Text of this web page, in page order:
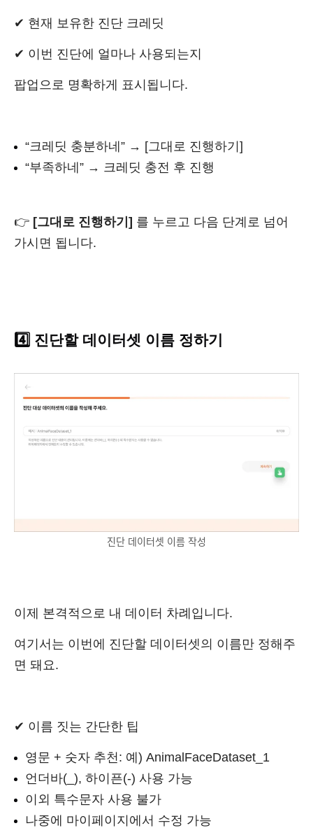
✔ 현재 보유한 진단 크레딧
✔ 이번 진단에 얼마나 사용되는지
팝업으로 명확하게 표시됩니다.
“크레딧 충분하네” → [그대로 진행하기]
“부족하네” → 크레딧 충전 후 진행
👉 [그대로 진행하기] 를 누르고 다음 단계로 넘어
가시면 됩니다.
4️⃣ 진단할 데이터셋 이름 정하기
진단 데이터셋 이름 작성
이제 본격적으로 내 데이터 차례입니다.
여기서는 이번에 진단할 데이터셋의 이름만 정해주
면 돼요.
✔ 이름 짓는 간단한 팁
영문 + 숫자 추천: 예) AnimalFaceDataset_1
언더바(_), 하이픈(-) 사용 가능
이외 특수문자 사용 불가
나중에 마이페이지에서 수정 가능